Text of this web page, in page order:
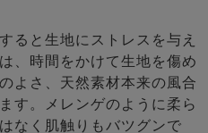
ると生地にストレスを与え
、時間をかけて生地を傷め
よさ、天然素材本来の風合
す。メレンゲのように柔ら
なく肌触りもバツグンで